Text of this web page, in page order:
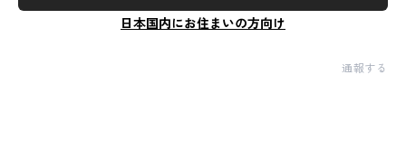
日本国内にお住まいの方向け
通報する